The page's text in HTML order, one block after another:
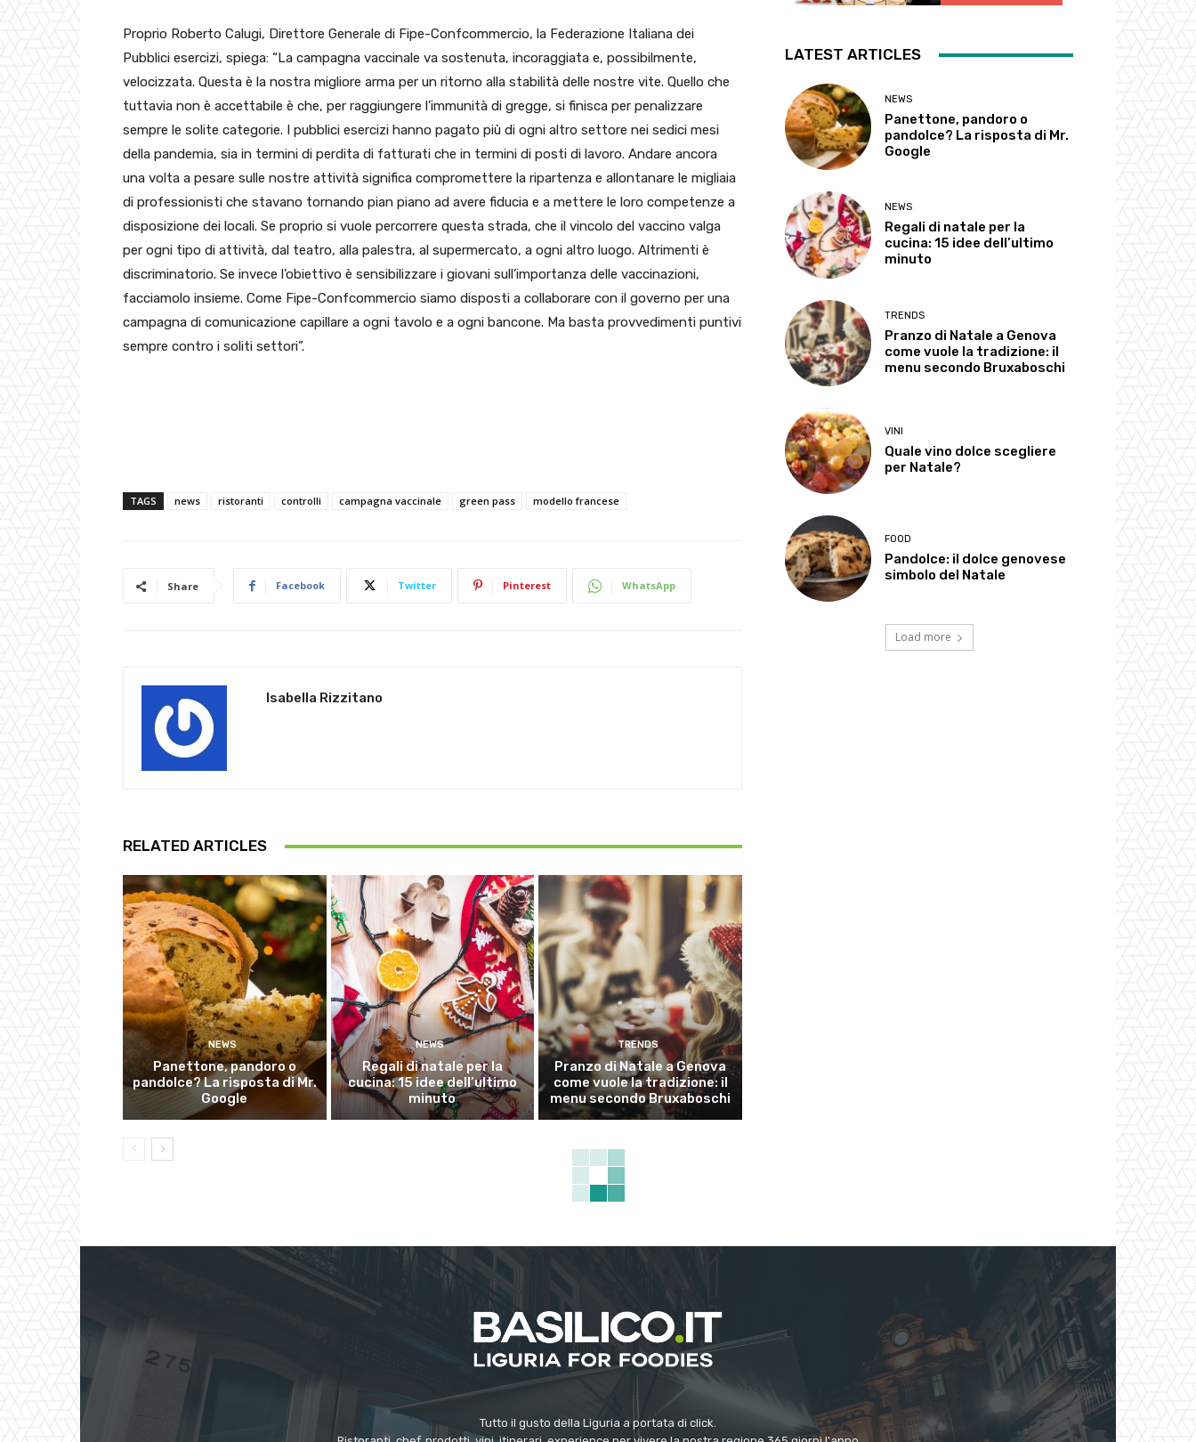
Proprio Roberto Calugi, Direttore Generale di Fipe-Confcommercio, la Federazione Italiana dei
Pubblici esercizi, spiega: “La campagna vaccinale va sostenuta, incoraggiata e, possibilmente,
velocizzata. Questa è la nostra migliore arma per un ritorno alla stabilità delle nostre vite. Quello che
tuttavia non è accettabile è che, per raggiungere l’immunità di gregge, si finisca per penalizzare
sempre le solite categorie. I pubblici esercizi hanno pagato più di ogni altro settore nei sedici mesi
della pandemia, sia in termini di perdita di fatturati che in termini di posti di lavoro. Andare ancora
una volta a pesare sulle nostre attività significa compromettere la ripartenza e allontanare le migliaia
di professionisti che stavano tornando pian piano ad avere fiducia e a mettere le loro competenze a
disposizione dei locali. Se proprio si vuole percorrere questa strada, che il vincolo del vaccino valga
per ogni tipo di attività, dal teatro, alla palestra, al supermercato, a ogni altro luogo. Altrimenti è
discriminatorio. Se invece l’obiettivo è sensibilizzare i giovani sull’importanza delle vaccinazioni,
facciamolo insieme. Come Fipe-Confcommercio siamo disposti a collaborare con il governo per una
campagna di comunicazione capillare a ogni tavolo e a ogni bancone. Ma basta provvedimenti puntivi
sempre contro i soliti settori”.
TAGS news ristoranti controlli campagna vaccinale green pass modello francese
Share Facebook Twitter Pinterest WhatsApp
Isabella Rizzitano
RELATED ARTICLES
NEWS
Panettone, pandoro o
pandolce? La risposta di Mr.
Google
NEWS
Regali di natale per la
cucina: 15 idee dell’ultimo
minuto
TRENDS
Pranzo di Natale a Genova
come vuole la tradizione: il
menu secondo Bruxaboschi
LATEST ARTICLES
NEWS
Panettone, pandoro o
pandolce? La risposta di Mr.
Google
NEWS
Regali di natale per la
cucina: 15 idee dell’ultimo
minuto
TRENDS
Pranzo di Natale a Genova
come vuole la tradizione: il
menu secondo Bruxaboschi
VINI
Quale vino dolce scegliere
per Natale?
FOOD
Pandolce: il dolce genovese
simbolo del Natale
Load more
Tutto il gusto della Liguria a portata di click.